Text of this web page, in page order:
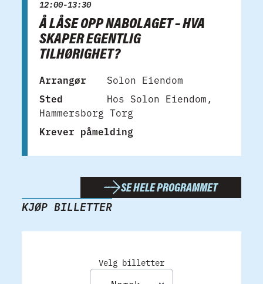
12:00-13:30
Å LÅSE OPP NABOLAGET – HVA
SKAPER EGENTLIG
TILHØRIGHET?
Arrangør
Solon Eiendom
Sted
Hos Solon Eiendom,
Hammersborg Torg
Krever påmelding
SE HELE PROGRAMMET
KJØP BILLETTER
Velg billetter